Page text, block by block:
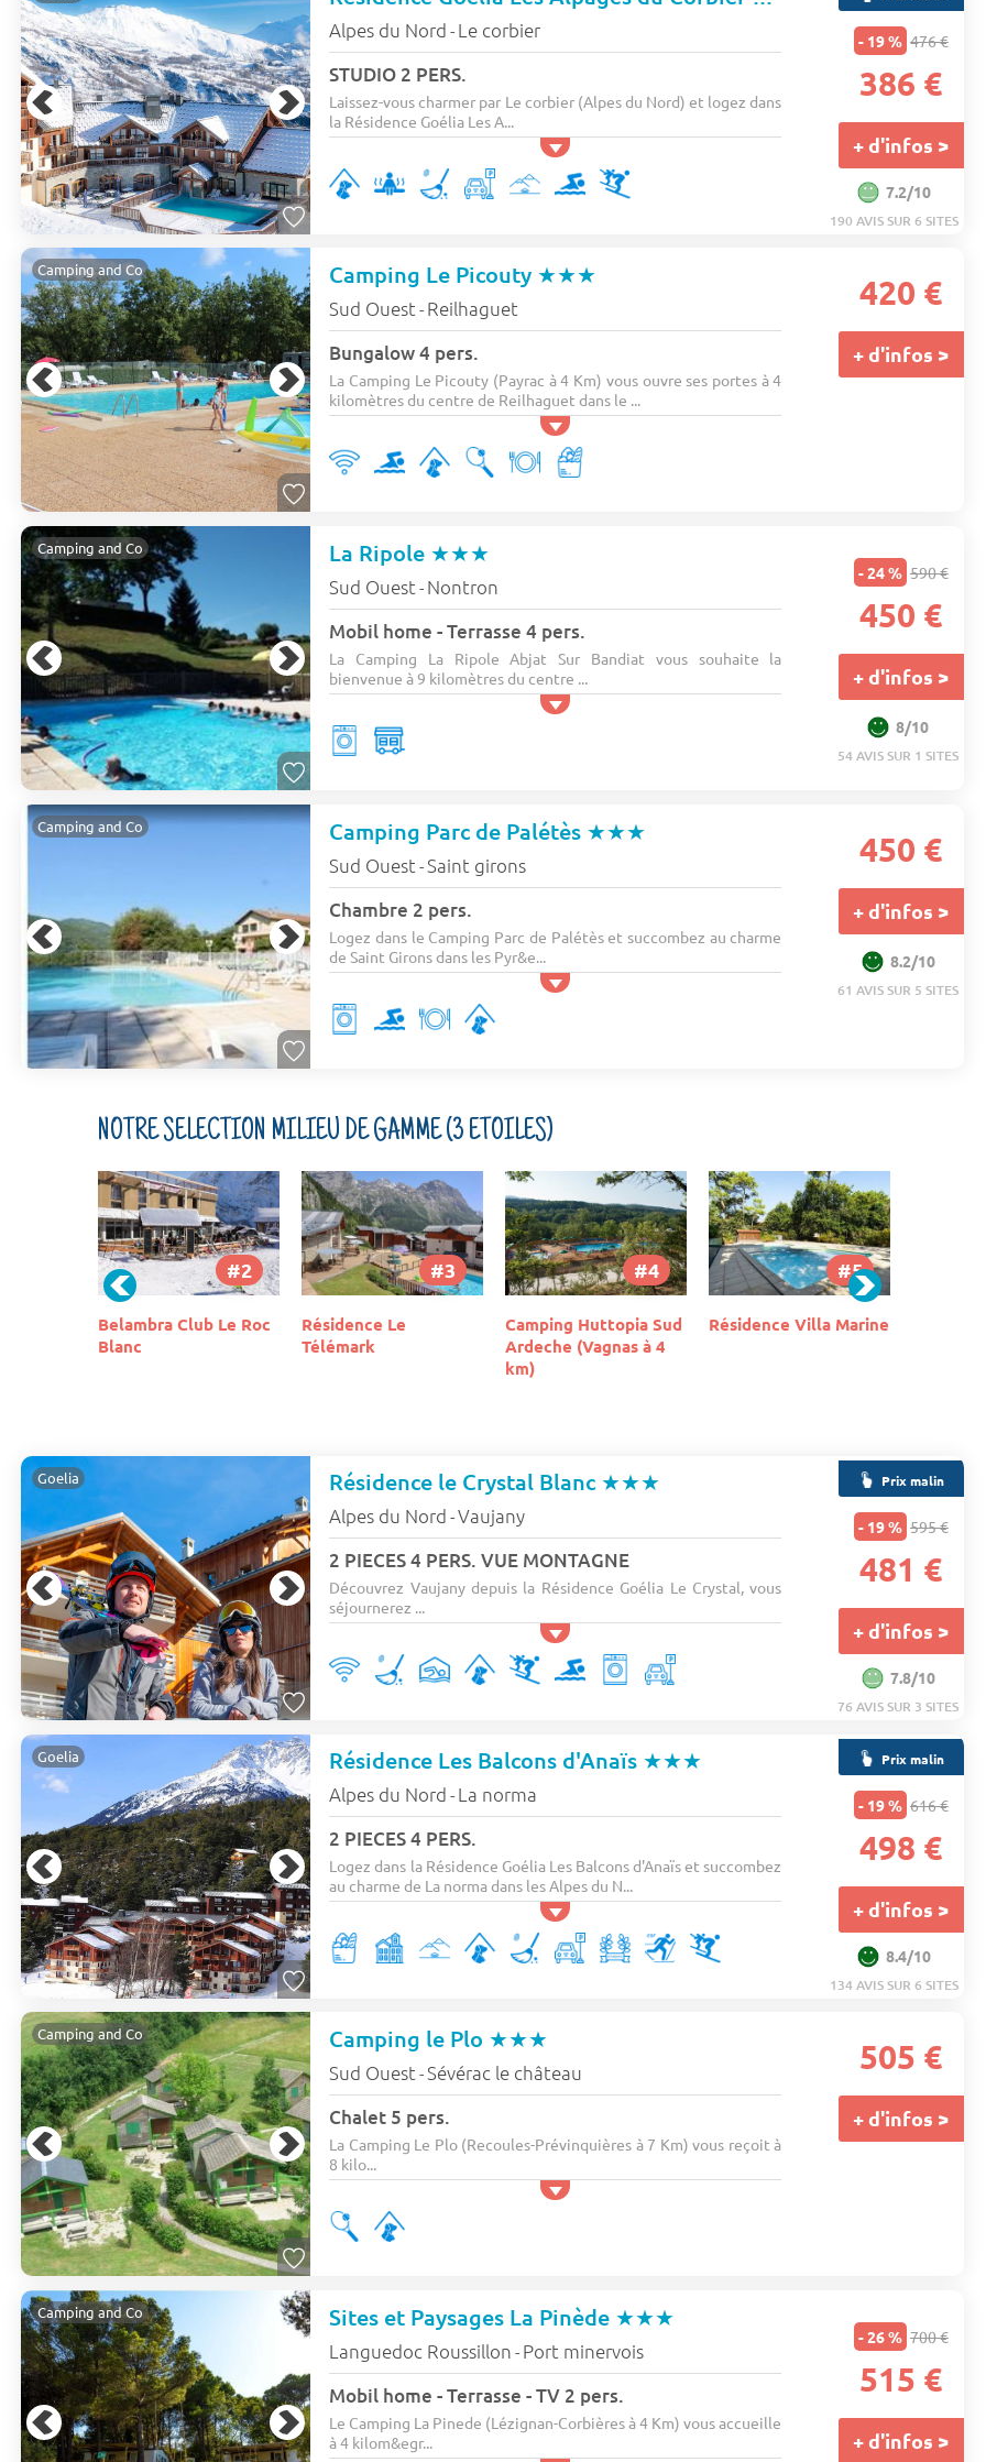
Alpes du Nord - Le corbier
STUDIO 2 PERS.
Laissez-vous charmer par Le corbier (Alpes du Nord) et logez dans
la Résidence Goélia Les A...
- 19 % 476 €
386 €
+ d'infos >
7.2/10
190 AVIS SUR 6 SITES
Camping and Co Camping Le Picouty ★★★
Sud Ouest - Reilhaguet
Bungalow 4 pers.
La Camping Le Picouty (Payrac à 4 Km) vous ouvre ses portes à 4
kilomètres du centre de Reilhaguet dans le ...
420 €
+ d'infos >
Camping and Co La Ripole ★★★
Sud Ouest - Nontron
Mobil home - Terrasse 4 pers.
La Camping La Ripole Abjat Sur Bandiat vous souhaite la
bienvenue à 9 kilomètres du centre ...
- 24 % 590 €
450 €
+ d'infos >
8/10
54 AVIS SUR 1 SITES
Camping and Co Camping Parc de Palétès ★★★
Sud Ouest -Saint girons
Chambre 2 pers.
Logez dans le Camping Parc de Palétès et succombez au charme
de Saint Girons dans les Pyr&e...
450 €
+ d'infos >
8.2/10
61 AVIS SUR 5 SITES
NOTRE SÉLECTION MILIEU DE GAMME (3 ÉTOILES)
#3
Résidence Le
Télémark
#4
Camping Huttopia Sud
Ardeche (Vagnas à 4
#5
Résidence Villa Marine
#6
Résidence
Goelia Résidence le Crystal Blanc ★★★
Alpes du Nord -Vaujany
2 PIECES 4 PERS. VUE MONTAGNE
Découvrez Vaujany depuis la Résidence Goélia Le Crystal, vous
séjournerez ...
Prix malin
- 19 % 595 €
481 €
+ d'infos >
7.8/10
76 AVIS SUR 3 SITES
Goelia Résidence Les Balcons d'Anaïs ★★★
Alpes du Nord - La norma
2 PIECES 4 PERS.
Logez dans la Résidence Goélia Les Balcons d'Anaïs et succombez
au charme de La norma dans les Alpes du N...
Prix malin
- 19 % 616 €
498 €
+ d'infos >
8.4/10
134 AVIS SUR 6 SITES
Camping and Co Camping le Plo ★★★
Sud Ouest -Sévérac le château
Chalet 5 pers.
La Camping Le Plo (Recoules-Prévinquières à 7 Km) vous reçoit à
8 kilo...
505 €
+ d'infos >
Camping and Co Sites et Paysages La Pinède ★★★
Languedoc Roussillon - Port minervois
Mobil home - Terrasse - TV 2 pers.
Le Camping La Pinede (Lézignan-Corbières à 4 Km) vous accueille
à 4 kilom&egr...
- 26 % 700 €
515 €
+ d'infos >